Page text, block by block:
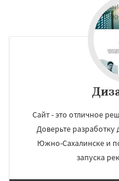
Сайт - это отличное
Доверьте разработку
Южно-Сахалинске и
запуска